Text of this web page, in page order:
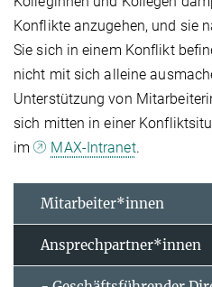
Konflikte anzugehen, und sie
Sie sich in einem Konflikt
nicht mit sich alleine
Unterstützung von
sich mitten in einer
im
MAX-Intranet.
Mitarbeiter*innen
Ansprechpartner*innen